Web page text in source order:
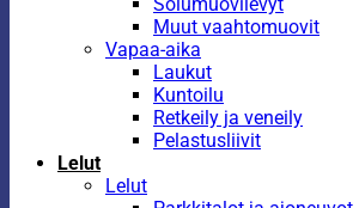
Muut vaahtomuovit
Vapaa-aika
Laukut
Kuntoilu
Retkeily ja veneily
Pelastusliivit
Lelut
Lelut